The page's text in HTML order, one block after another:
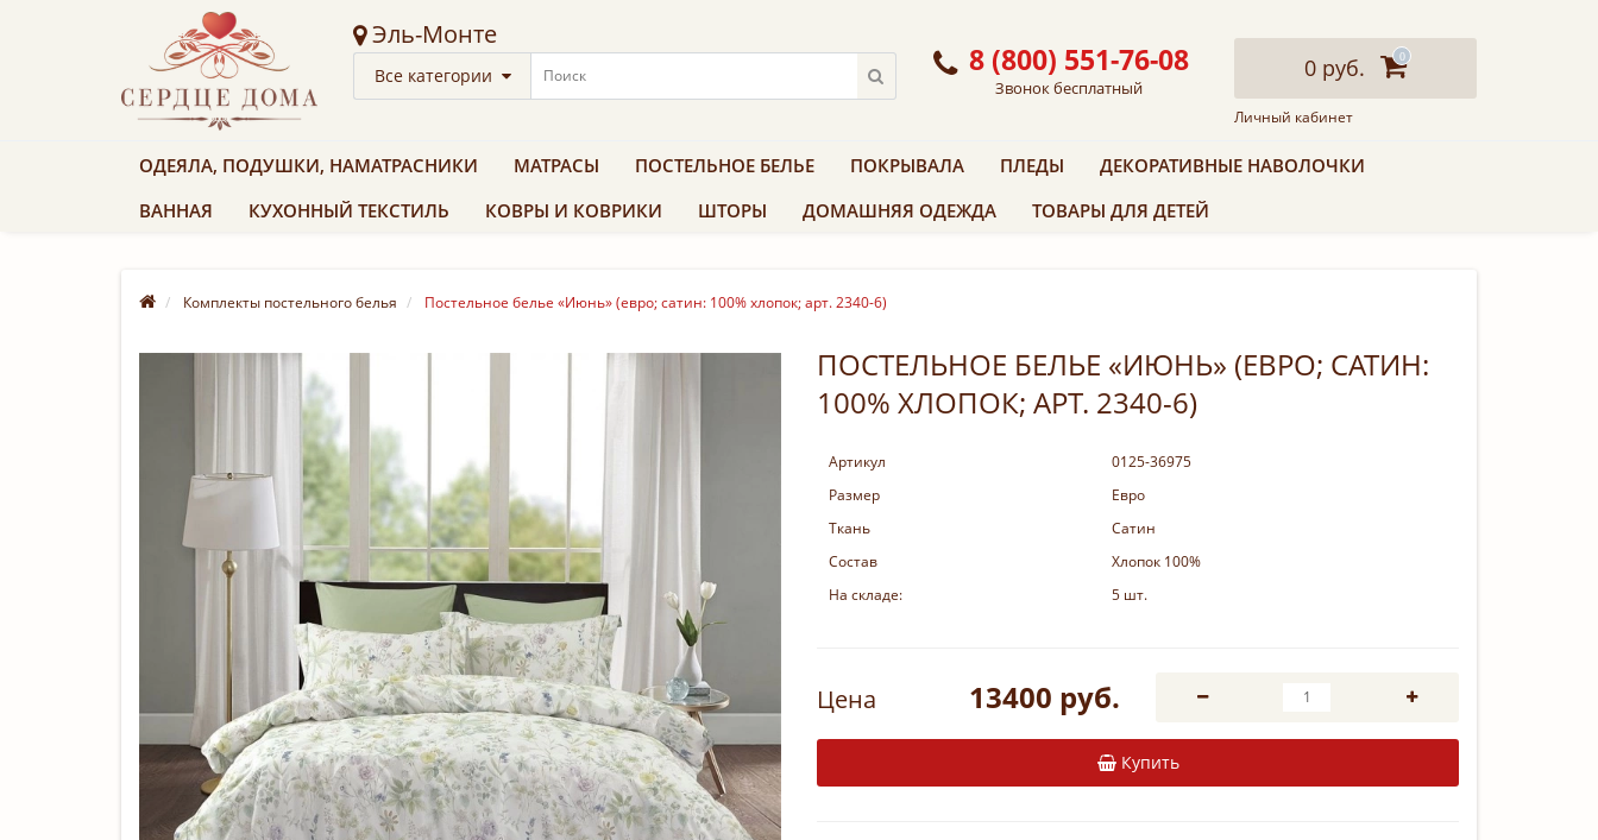
Эль-Монте
Все категории 8 (800) 551-76-08
Звонок бесплатный
0 руб. 0
Личный кабинет
ОДЕЯЛА, ПОДУШКИ, НАМАТРАСНИКИ МАТРАСЫ ПОСТЕЛЬНОЕ БЕЛЬЕ ПОКРЫВАЛА ПЛЕДЫ
ДЕКОРАТИВНЫЕ НАВОЛОЧКИ
ВАННАЯ
КУХОННЫЙ ТЕКСТИЛЬ КОВРЫ И КОВРИКИ ШТОРЫ ДОМАШНЯЯ ОДЕЖДА ТОВАРЫ ДЛЯ ДЕТЕЙ
Комплекты постельного белья Постельное белье «Июнь» (евро; сатин: 100% хлопок; арт. 2340-6)
ПОСТЕЛЬНОЕ БЕЛЬЕ «ИЮНЬ» (ЕВРО; САТИН:
100% ХЛОПОК; АРТ. 2340-6)
Артикул
0125-36975
Размер
Евро
Ткань
Сатин
Состав
Хлопок 100%
На складе:
5 шт.
Цена 13400 руб.
Купить